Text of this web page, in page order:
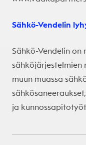
Sähkö-Vendelin
Sähkö-Vendelin
sähköjärjestelmien
muun muassa
ja